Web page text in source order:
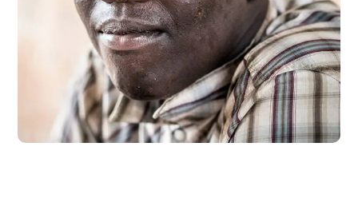
Dads in Africa
#AFRICA